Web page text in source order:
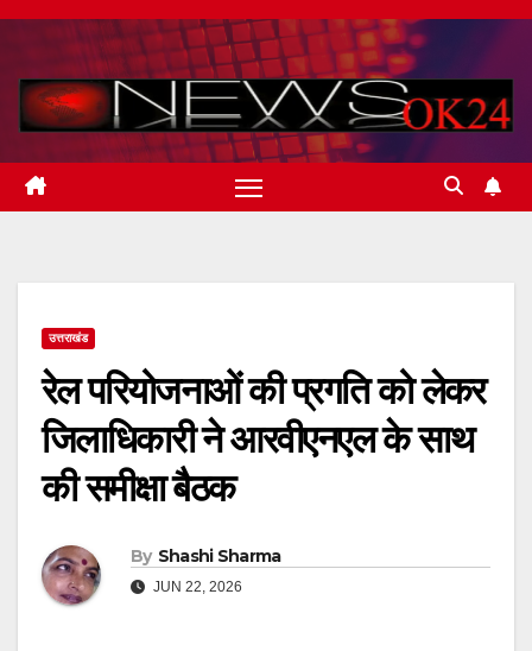
Skip
content
उत्तराखंड
रेल परियोजनाओं की प्रगति को लेकर
जिलाधिकारी ने आरवीएनएल के साथ
की समीक्षा बैठक
By Shashi Sharma
JUN 22, 2026